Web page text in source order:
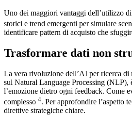
Uno dei maggiori vantaggi dell’utilizzo
storici e trend emergenti per simulare
identificare pattern di acquisto che
Trasformare dati non
La vera rivoluzione dell’AI per ricerca di
sul Natural Language Processing (NLP),
l’emozione dietro ogni feedback. Come
complesso 4. Per approfondire l’aspetto
direttive strategiche chiare.